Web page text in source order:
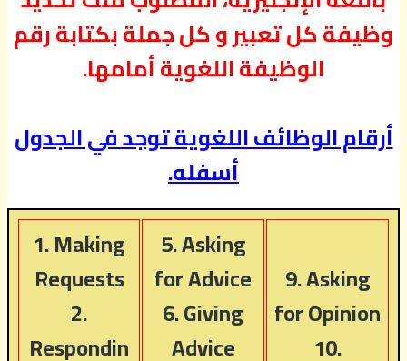
وظيفة كل تعبير و كل جملة بكتابة رقم
الوظيفة اللغوية أمامها.
أرقام الوظائف اللغوية توجد في الجدول
أسفله.
1. Making
Requests
2.
Respondin
5. Asking
for Advice
6. Giving
Advice
9. Asking
for Opinion
10.